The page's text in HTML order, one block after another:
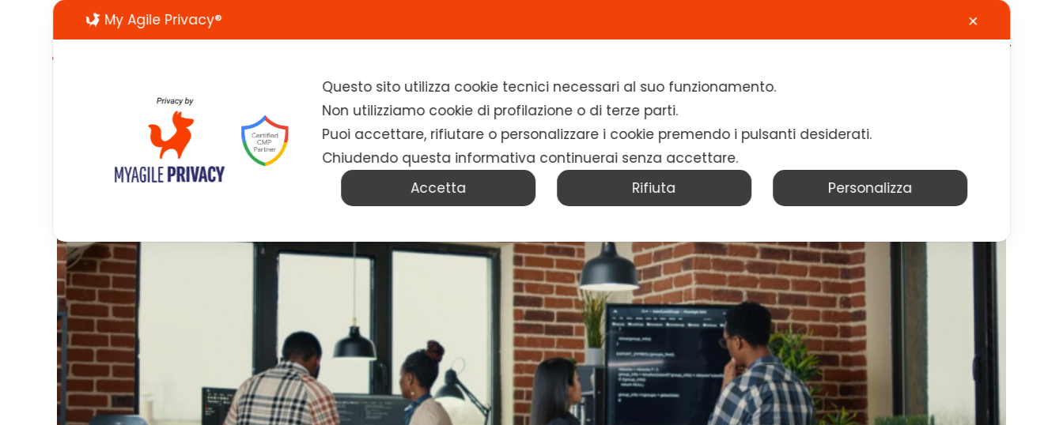
Home Chi siamo Soluzioni News Calendario Contatti Lavora con noi
My Agile Privacy® ✕
Questo sito utilizza cookie tecnici necessari al suo funzionamento.
Non utilizziamo cookie di profilazione o di terze parti.
Puoi accettare, rifiutare o personalizzare i cookie premendo i pulsanti desiderati.
Chiudendo questa informativa continuerai senza accettare.
Accetta
Rifiuta Personalizza